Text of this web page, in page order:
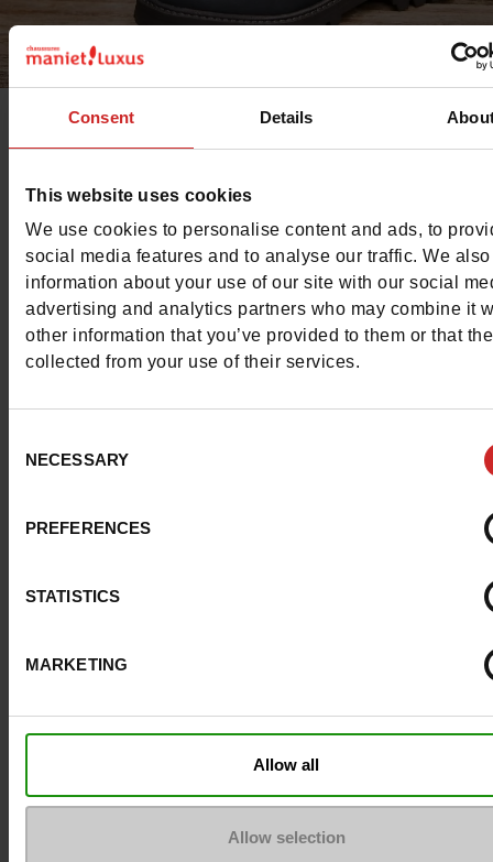
Consent Details
This website uses cookies
We use cookies to personalise content and ads, to
social media features and to analyse our traffic. We
information about your use of our site with our social
advertising and analytics partners who may combine it
other information that you’ve provided to them or that
collected from your use of their services.
Selection
NECESSARY
PREFERENCES
STATISTICS
MARKETING
Allow all
Allow selection
Shoe Bi Dou !is een merk vanManiet Schoenen ! Luxus
trendy en kwalitatieve modellen voor kinderen aanbiedt
scherpe prijzen.
Of het nu gaat om schoenen voor de eerste stapjes van
peuters, klassieke schoenen of sportschoenen voor uw
kinderen, ontdek hier de hele collectie van dit
intergenerationele en casual merk.
schoenen (sportschoenen, sandalen, klassieke
lage prijzen te begeleiden naar volwassenheid.